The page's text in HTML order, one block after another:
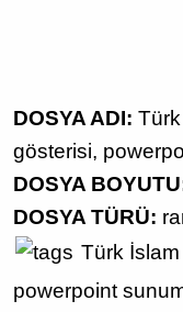
DOSYA ADI:
gösterisi,
DOSYA
DOSYA TÜRÜ:
Türk
powerpoint